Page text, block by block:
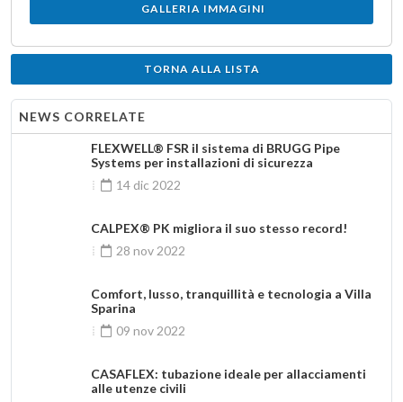
GALLERIA IMMAGINI
TORNA ALLA LISTA
NEWS CORRELATE
FLEXWELL® FSR il sistema di BRUGG Pipe
Systems per installazioni di sicurezza
14 dic 2022
CALPEX® PK migliora il suo stesso record!
28 nov 2022
Comfort, lusso, tranquillità e tecnologia a Villa
Sparina
09 nov 2022
CASAFLEX: tubazione ideale per allacciamenti
alle utenze civili